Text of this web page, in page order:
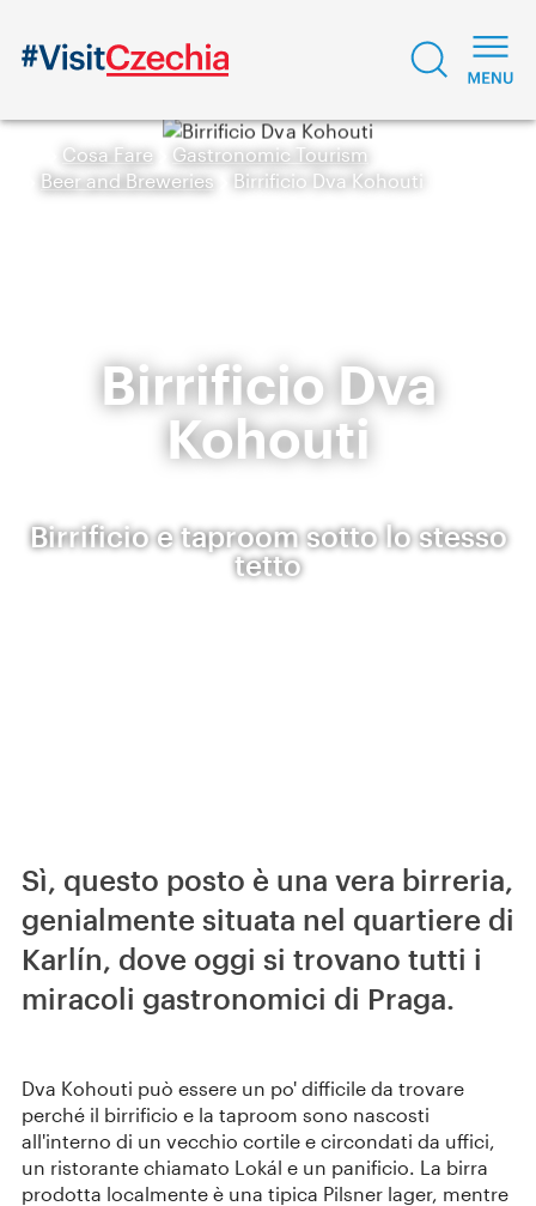
Cosa Fare
Gastronomic Tourism
Beer and Breweries
Birrificio Dva Kohouti
Birrificio Dva
Kohouti
Birrificio e taproom sotto lo stesso
tetto
Sì, questo posto è una vera birreria,
genialmente situata nel quartiere di
Karlín, dove oggi si trovano tutti i
miracoli gastronomici di Praga.
Dva Kohouti può essere un po' difficile da trovare
perché il birrificio e la taproom sono nascosti
all'interno di un vecchio cortile e circondati da uffici,
un ristorante chiamato Lokál e un panificio. La birra
prodotta localmente è una tipica Pilsner lager, mentre